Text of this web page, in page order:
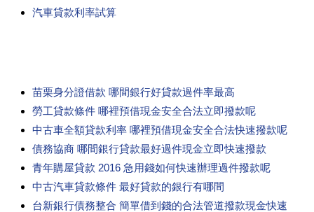
汽車貸款利率試算
苗栗身分證借款 哪間銀行好貸款過件率最高
勞工貸款條件 哪裡預借現金安全合法立即撥款呢
中古車全額貸款利率 哪裡預借現金安全合法快速撥款呢
債務協商 哪間銀行貸款最好過件現金立即快速撥款
青年購屋貸款 2016 急用錢如何快速辦理過件撥款呢
中古汽車貸款條件 最好貸款的銀行有哪間
台新銀行債務整合 簡單借到錢的合法管道撥款現金快速